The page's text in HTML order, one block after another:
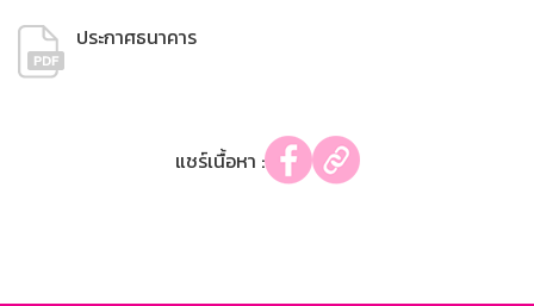
ประกาศธนาคาร
แชร์เนื้อหา :